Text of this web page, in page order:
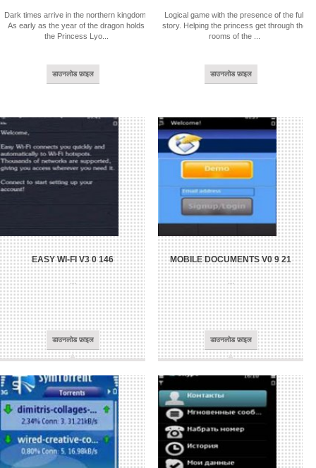
Dark times arrive in the northern kingdom.
As early as the year of the dragon holds
the Princess Lyo...
डाउनलोड फ़ाइल
Logical game with the presence of the full
story. Helping the princess get through the
rooms of the ...
डाउनलोड फ़ाइल
EASY WI-FI V3 0 146
...
डाउनलोड फ़ाइल
MOBILE DOCUMENTS V0 9 21
...
डाउनलोड फ़ाइल